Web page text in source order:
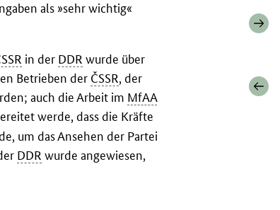
als »sehr wichtig«
in der DDR wurde über
Betrieben der ČSSR, der
auch die Arbeit im MfAA
werde, dass die Kräfte
um das Ansehen der Partei
DDR wurde angewiesen,